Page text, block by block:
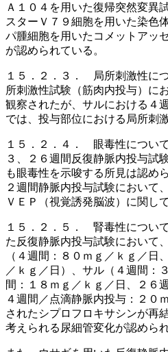
Ａ１０４を用いた復帰突然変異
スターＶ７９細胞を用いた染色
パ腫細胞を用いたコメットアッ
が認められている。
１５．２．３． 局所刺激性に
所刺激性試験（筋肉内投与）に
観察されたが、サルにおける４
では、投与部位における局所刺
１５．２．４． 眼毒性につい
３、２６週間反復静脈内投与試
も眼毒性を示唆する所見は認め
２週間静脈内投与試験において
ＶＥＰ（視覚誘発脳波）に関し
１５．２．５． 腎毒性につい
た反復静脈内投与試験において
（４週間：８０ｍｇ／ｋｇ／日
／ｋｇ／日）、サル（４週間：
間：１８ｍｇ／ｋｇ／日、２６
４週間／点滴静脈内投与：２０
されたシプロフロキサシンが再
考えられる尿細管変化が認められ